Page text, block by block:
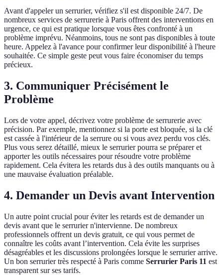
Avant d'appeler un serrurier, vérifiez s'il est disponible 24/7. De
nombreux services de serrurerie à Paris offrent des interventions en
urgence, ce qui est pratique lorsque vous êtes confronté à un
problème imprévu. Néanmoins, tous ne sont pas disponibles à toute
heure. Appelez à l'avance pour confirmer leur disponibilité à l'heure
souhaitée. Ce simple geste peut vous faire économiser du temps
précieux.
3. Communiquer Précisément le
Problème
Lors de votre appel, décrivez votre problème de serrurerie avec
précision. Par exemple, mentionnez si la porte est bloquée, si la clé
est cassée à l'intérieur de la serrure ou si vous avez perdu vos clés.
Plus vous serez détaillé, mieux le serrurier pourra se préparer et
apporter les outils nécessaires pour résoudre votre problème
rapidement. Cela évitera les retards dus à des outils manquants ou à
une mauvaise évaluation préalable.
4. Demander un Devis avant Intervention
Un autre point crucial pour éviter les retards est de demander un
devis avant que le serrurier n'intervienne. De nombreux
professionnels offrent un devis gratuit, ce qui vous permet de
connaître les coûts avant l’intervention. Cela évite les surprises
désagréables et les discussions prolongées lorsque le serrurier arrive.
Un bon serrurier très respecté à Paris comme Serrurier Paris 11 est
transparent sur ses tarifs.